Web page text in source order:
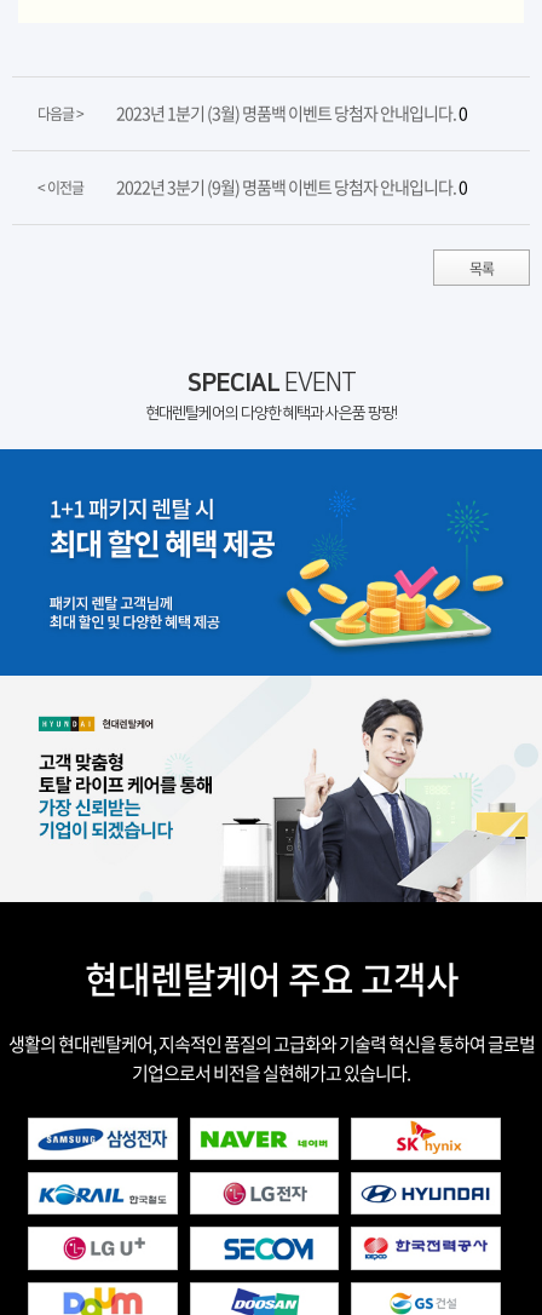
다음글 > 2023년 1분기 (3월) 명품백 이벤트 당첨자 안내입니다. 0
< 이전글 2022년 3분기 (9월) 명품백 이벤트 당첨자 안내입니다. 0
목록
SPECIALEVENT
현대렌탈케어의 다양한 혜택과 사은품 팡팡!
현대렌탈케어 주요 고객사
생활의 현대렌탈케어, 지속적인 품질의 고급화와 기술력 혁신을 통하여 글로벌
기업으로서 비전을 실현해가고 있습니다.